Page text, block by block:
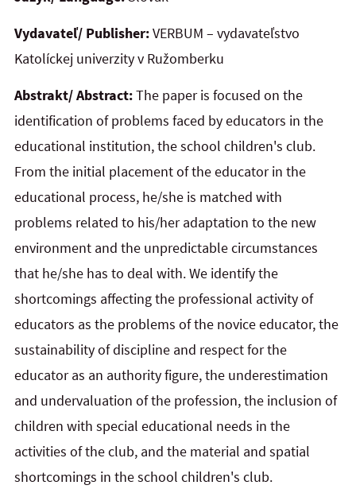
Vydavateľ/ Publisher:VERBUM – vydavateľstvo
Katolíckej univerzity v Ružomberku
Abstrakt/ Abstract:The paper is focused on the
identification of problems faced by educators in the
educational institution, the school children's club.
From the initial placement of the educator in the
educational process, he/she is matched with
problems related to his/her adaptation to the new
environment and the unpredictable circumstances
that he/she has to deal with. We identify the
shortcomings affecting the professional activity of
educators as the problems of the novice educator, the
sustainability of discipline and respect for the
educator as an authority figure, the underestimation
and undervaluation of the profession, the inclusion of
children with special educational needs in the
activities of the club, and the material and spatial
shortcomings in the school children's club.